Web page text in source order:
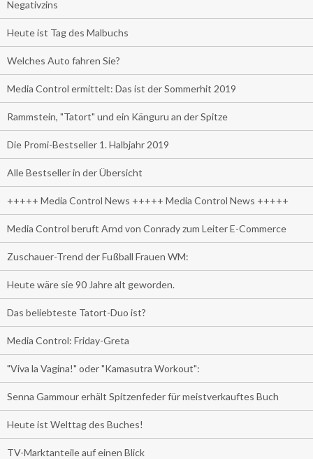
Negativzins
Heute ist Tag des Malbuchs
Welches Auto fahren Sie?
Media Control ermittelt: Das ist der Sommerhit 2019
Rammstein, "Tatort" und ein Känguru an der Spitze
Die Promi-Bestseller 1. Halbjahr 2019
Alle Bestseller in der Übersicht
+++++ Media Control News +++++ Media Control News +++++
Media Control beruft Arnd von Conrady zum Leiter E-Commerce
Zuschauer-Trend der Fußball Frauen WM:
Heute wäre sie 90 Jahre alt geworden.
Das beliebteste Tatort-Duo ist?
Media Control: Friday-Greta
"Viva la Vagina!" oder "Kamasutra Workout":
Senna Gammour erhält Spitzenfeder für meistverkauftes Buch
Heute ist Welttag des Buches!
TV-Marktanteile auf einen Blick